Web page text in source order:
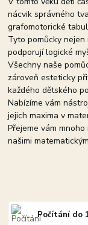
nácvik správného
grafomotorické
Tyto pomůcky
podporují logické
Všechny naše
zároveň esteticky
každého dětského
Nabízíme vám
jejich maxima v
Přejeme vám
našimi
Počítání do